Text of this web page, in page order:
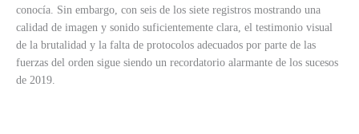
conocía. Sin embargo, con seis de los siete registros mostrando una
calidad de imagen y sonido suficientemente clara, el testimonio visual
de la brutalidad y la falta de protocolos adecuados por parte de las
fuerzas del orden sigue siendo un recordatorio alarmante de los sucesos
de 2019.